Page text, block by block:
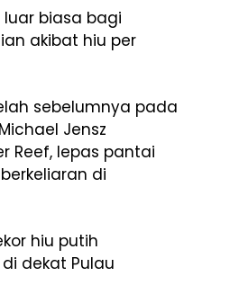
biasa bagi
akibat hiu per
sebelumnya pada
Jensz
Reef, lepas pantai
di
hiu putih
dekat Pulau